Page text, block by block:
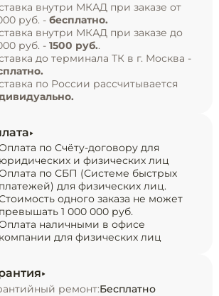
внутри МКАД при заказе от
руб. - бесплатно.
внутри МКАД при заказе до
руб. - 1500 руб..
до терминала ТК в г. Москва -
по России рассчитывается
по Счёту-договору для
юридических и физических лиц
по СБП (Системе быстрых
платежей) для физических лиц.
одного заказа не может
превышать 1 000 000 руб.
наличными в офисе
компании для физических лиц
ремонт:Бесплатно